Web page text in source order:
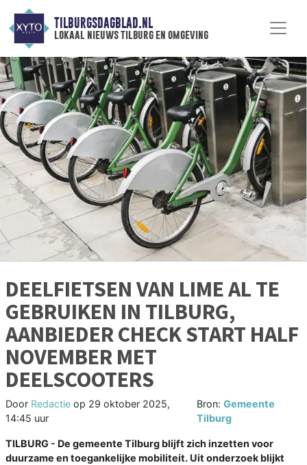
TILBURGSDAGBLAD.NL
lokaal nieuws tilburg en omgeving
DEELFIETSEN VAN LIME AL TE
GEBRUIKEN IN TILBURG,
AANBIEDER CHECK START HALF
NOVEMBER MET
DEELSCOOTERS
Door Redactie op 29 oktober 2025,
14:45 uur
Bron:Gemeente
Tilburg
TILBURG - De gemeente Tilburg blijft zich inzetten voor
duurzame en toegankelijke mobiliteit. Uit onderzoek blijkt